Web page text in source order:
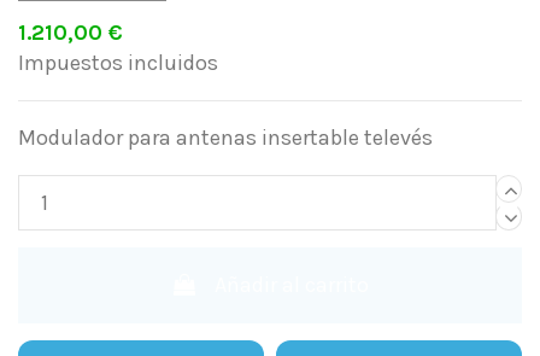
1.210,00 €
Impuestos incluidos
Modulador para antenas insertable televés